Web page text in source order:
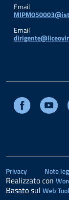
Email
Email
Facebook
Privacy Note
Realizzato con
Basato sul Web